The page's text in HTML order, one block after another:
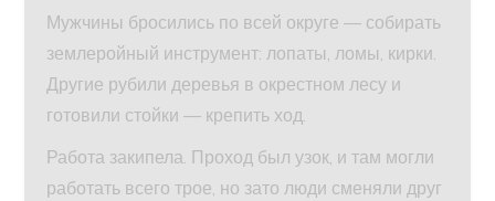
Мужчины бросились по всей округе — собирать
землеройный инструмент: лопаты, ломы, кирки.
Другие рубили деревья в окрестном лесу и
готовили стойки — крепить ход.
Работа закипела. Проход был узок, и там могли
работать всего трое, но зато люди сменяли друг